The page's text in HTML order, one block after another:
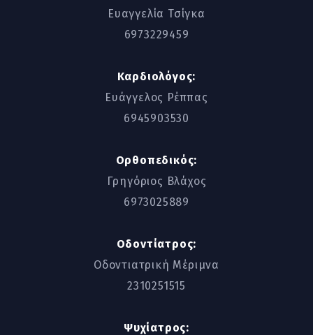
Ευαγγελία Τσίγκα
6973229459
Καρδιολόγος:
Ευάγγελος Ρέππας
6945903530
Ορθοπεδικός:
Γρηγόριος Βλάχος
6973025889
Οδοντίατρος:
Οδοντιατρική Μέριμνα
2310251515
Ψυχίατρος: